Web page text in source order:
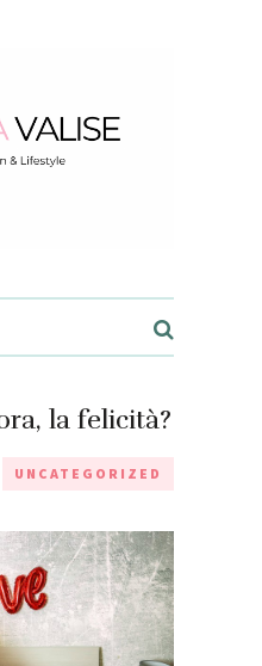
la felicità?
UNCATEGORIZED